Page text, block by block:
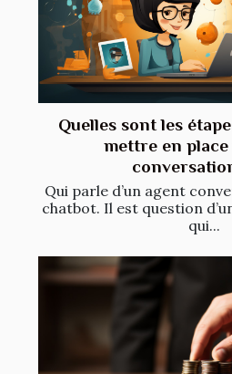
Quelles sont les
mettre en
Qui parle d’un agent
chatbot. Il est question
qui...